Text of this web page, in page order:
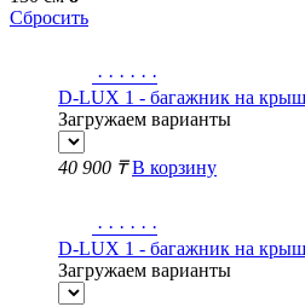
Сбросить
· · · · · ·
D-LUX 1 - багажник на
Загружаем варианты
40 900 ₸ В корзину
· · · · · ·
D-LUX 1 - багажник на
Загружаем варианты